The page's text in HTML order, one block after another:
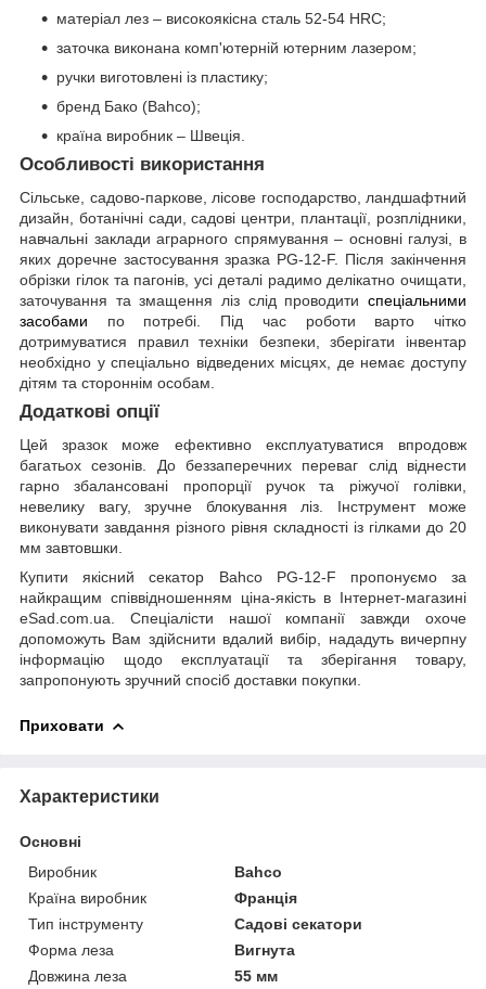
матеріал лез – високоякісна сталь 52-54 HRC;
заточка виконана комп'ютерній ютерним лазером;
ручки виготовлені із пластику;
бренд Бако (Bahco);
країна виробник – Швеція.
Особливості використання
Сільське, садово-паркове, лісове господарство, ландшафтний
дизайн, ботанічні сади, садові центри, плантації, розплідники,
навчальні заклади аграрного спрямування – основні галузі, в
яких доречне застосування зразка PG-12-F. Після закінчення
обрізки гілок та пагонів, усі деталі радимо делікатно очищати,
заточування та змащення ліз слід проводити спеціальними
засобами по потребі. Під час роботи варто чітко
дотримуватися правил техніки безпеки, зберігати інвентар
необхідно у спеціально відведених місцях, де немає доступу
дітям та стороннім особам.
Додаткові опції
Цей зразок може ефективно експлуатуватися впродовж
багатьох сезонів. До беззаперечних переваг слід віднести
гарно збалансовані пропорції ручок та ріжучої голівки,
невелику вагу, зручне блокування ліз. Інструмент може
виконувати завдання різного рівня складності із гілками до 20
мм завтовшки.
Купити якісний секатор Bahco PG-12-F пропонуємо за
найкращим співвідношенням ціна-якість в Інтернет-магазині
eSad.com.ua. Спеціалісти нашої компанії завжди охоче
допоможуть Вам здійснити вдалий вибір, нададуть вичерпну
інформацію щодо експлуатації та зберігання товару,
запропонують зручний спосіб доставки покупки.
Приховати
Характеристики
Основні
Виробник
Bahco
Країна виробник
Франція
Тип інструменту
Садові секатори
Форма леза
Вигнута
Довжина леза
55 мм